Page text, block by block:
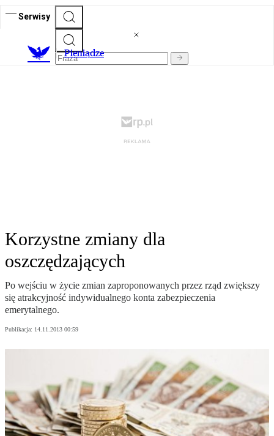
Serwisy
Pieniądze
Korzystne zmiany dla
oszczędzających
Po wejściu w życie zmian zaproponowanych przez rząd zwiększy
się atrakcyjność indywidualnego konta zabezpieczenia
emerytalnego.
Publikacja: 14.11.2013 00:59